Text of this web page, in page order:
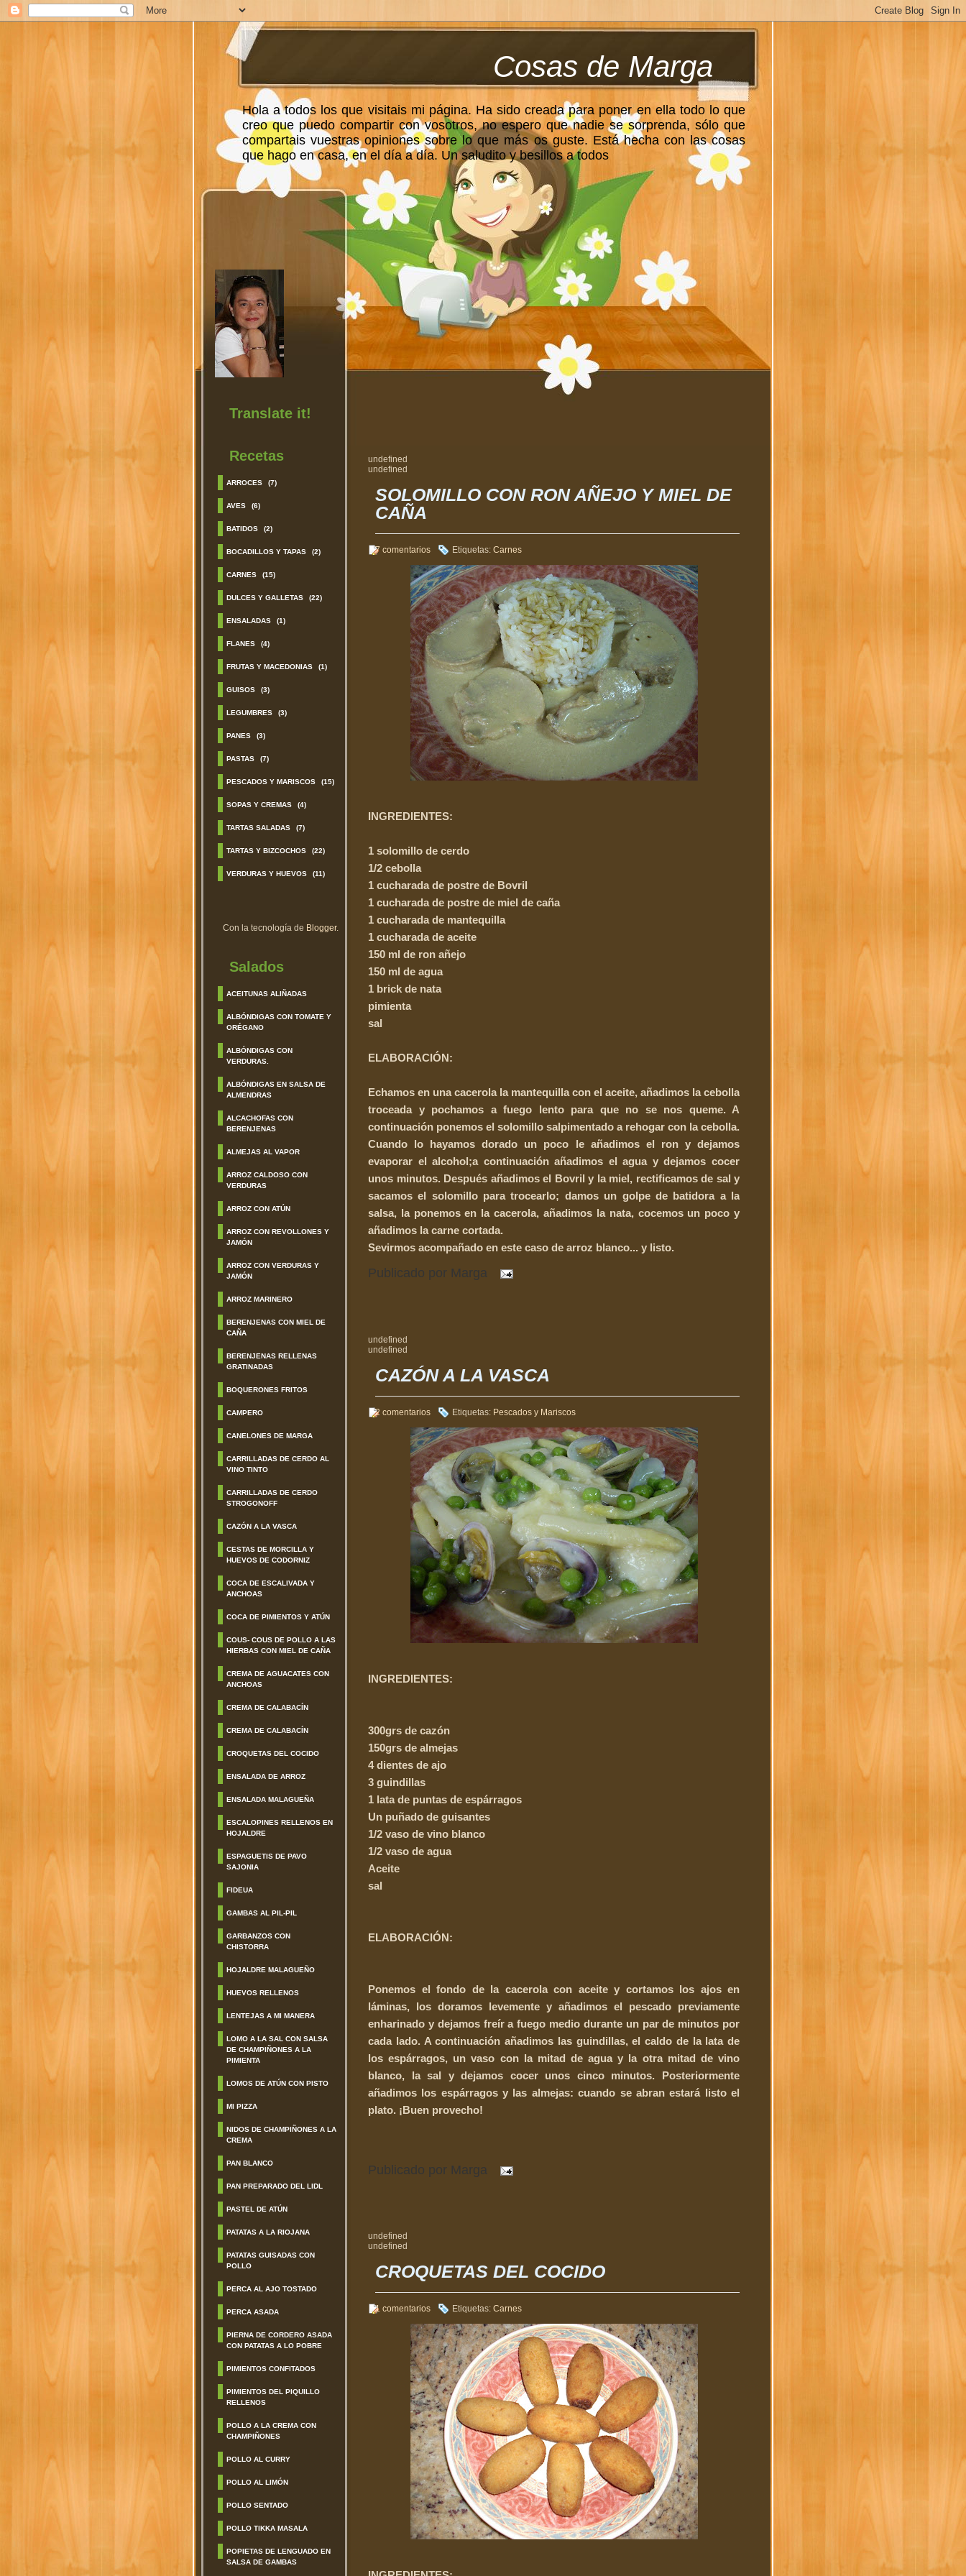
Cosas de Marga
Hola a todos los que visitais mi página. Ha sido creada para poner en ella todo lo que
creo que puedo compartir con vosotros, no espero que nadie se sorprenda, sólo que
compartais vuestras opiniones sobre lo que más os guste. Está hecha con las cosas
que hago en casa, en el día a día. Un saludito y besillos a todos
Translate it!
Recetas
ARROCES (7)
AVES (6)
BATIDOS (2)
BOCADILLOS Y TAPAS (2)
CARNES (15)
DULCES Y GALLETAS (22)
ENSALADAS (1)
FLANES (4)
FRUTAS Y MACEDONIAS (1)
GUISOS (3)
LEGUMBRES (3)
PANES (3)
PASTAS (7)
PESCADOS Y MARISCOS (15)
SOPAS Y CREMAS (4)
TARTAS SALADAS (7)
TARTAS Y BIZCOCHOS (22)
VERDURAS Y HUEVOS (11)
Con la tecnología de Blogger.
Salados
ACEITUNAS ALIÑADAS
ALBÓNDIGAS CON TOMATE Y
ORÉGANO
ALBÓNDIGAS CON
VERDURAS.
ALBÓNDIGAS EN SALSA DE
ALMENDRAS
ALCACHOFAS CON
BERENJENAS
ALMEJAS AL VAPOR
ARROZ CALDOSO CON
VERDURAS
ARROZ CON ATÚN
ARROZ CON REVOLLONES Y
JAMÓN
ARROZ CON VERDURAS Y
JAMÓN
ARROZ MARINERO
BERENJENAS CON MIEL DE
CAÑA
BERENJENAS RELLENAS
GRATINADAS
BOQUERONES FRITOS
CAMPERO
CANELONES DE MARGA
CARRILLADAS DE CERDO AL
VINO TINTO
CARRILLADAS DE CERDO
STROGONOFF
CAZÓN A LA VASCA
CESTAS DE MORCILLA Y
HUEVOS DE CODORNIZ
COCA DE ESCALIVADA Y
ANCHOAS
COCA DE PIMIENTOS Y ATÚN
COUS- COUS DE POLLO A LAS
HIERBAS CON MIEL DE CAÑA
CREMA DE AGUACATES CON
ANCHOAS
CREMA DE CALABACÍN
CREMA DE CALABACÍN
CROQUETAS DEL COCIDO
ENSALADA DE ARROZ
ENSALADA MALAGUEÑA
ESCALOPINES RELLENOS EN
HOJALDRE
ESPAGUETIS DE PAVO
SAJONIA
FIDEUA
GAMBAS AL PIL-PIL
GARBANZOS CON
CHISTORRA
HOJALDRE MALAGUEÑO
HUEVOS RELLENOS
LENTEJAS A MI MANERA
LOMO A LA SAL CON SALSA
DE CHAMPIÑONES A LA
PIMIENTA
LOMOS DE ATÚN CON PISTO
MI PIZZA
NIDOS DE CHAMPIÑONES A LA
CREMA
PAN BLANCO
PAN PREPARADO DEL LIDL
PASTEL DE ATÚN
PATATAS A LA RIOJANA
PATATAS GUISADAS CON
POLLO
PERCA AL AJO TOSTADO
PERCA ASADA
PIERNA DE CORDERO ASADA
CON PATATAS A LO POBRE
PIMIENTOS CONFITADOS
PIMIENTOS DEL PIQUILLO
RELLENOS
POLLO A LA CREMA CON
CHAMPIÑONES
POLLO AL CURRY
POLLO AL LIMÓN
POLLO SENTADO
POLLO TIKKA MASALA
POPIETAS DE LENGUADO EN
SALSA DE GAMBAS
undefined
undefined
SOLOMILLO CON RON AÑEJO Y MIEL DE
CAÑA
7 comentarios Etiquetas: Carnes
INGREDIENTES:
1 solomillo de cerdo
1/2 cebolla
1 cucharada de postre de Bovril
1 cucharada de postre de miel de caña
1 cucharada de mantequilla
1 cucharada de aceite
150 ml de ron añejo
150 ml de agua
1 brick de nata
pimienta
sal
ELABORACIÓN:
Echamos en una cacerola la mantequilla con el aceite, añadimos la cebolla
troceada y pochamos a fuego lento para que no se nos queme. A
continuación ponemos el solomillo salpimentado a rehogar con la cebolla.
Cuando lo hayamos dorado un poco le añadimos el ron y dejamos
evaporar el alcohol;a continuación añadimos el agua y dejamos cocer
unos minutos. Después añadimos el Bovril y la miel, rectificamos de sal y
sacamos el solomillo para trocearlo; damos un golpe de batidora a la
salsa, la ponemos en la cacerola, añadimos la nata, cocemos un poco y
añadimos la carne cortada.
Sevirmos acompañado en este caso de arroz blanco... y listo.
Publicado por Marga
undefined
undefined
CAZÓN A LA VASCA
2 comentarios Etiquetas: Pescados y Mariscos
INGREDIENTES:
300grs de cazón
150grs de almejas
4 dientes de ajo
3 guindillas
1 lata de puntas de espárragos
Un puñado de guisantes
1/2 vaso de vino blanco
1/2 vaso de agua
Aceite
sal
ELABORACIÓN:
Ponemos el fondo de la cacerola con aceite y cortamos los ajos en
láminas, los doramos levemente y añadimos el pescado previamente
enharinado y dejamos freíra fuego medio durante un par de minutos por
cada lado. A continuación añadimos las guindillas, el caldo de la lata de
los espárragos, un vaso con la mitad de agua y la otra mitad de vino
blanco, la sal y dejamos cocer unos cinco minutos. Posteriormente
añadimos los espárragos y las almejas: cuando se abran estará listo el
plato. ¡Buen provecho!
Publicado por Marga
undefined
undefined
CROQUETAS DEL COCIDO
1 comentarios Etiquetas: Carnes